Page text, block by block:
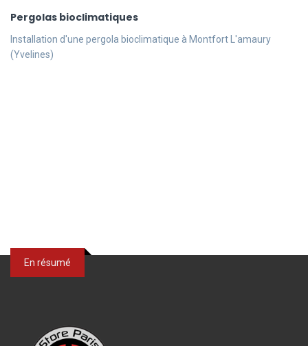
Pergolas bioclimatiques
Installation d'une pergola bioclimatique à Montfort L'amaury
(Yvelines)
En résumé